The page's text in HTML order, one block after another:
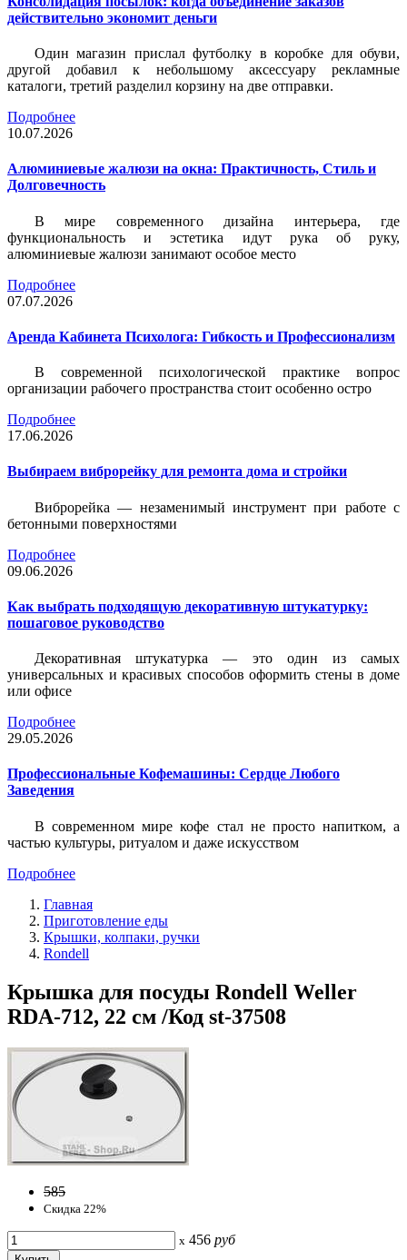
действительно экономит деньги
Один магазин прислал футболку в коробке для обуви,
другой добавил к небольшому аксессуару рекламные
каталоги, третий разделил корзину на две отправки.
Подробнее
10.07.2026
Алюминиевые жалюзи на окна: Практичность, Стиль и
Долговечность
В мире современного дизайна интерьера, где
функциональность и эстетика идут рука об руку,
алюминиевые жалюзи занимают особое место
Подробнее
07.07.2026
Аренда Кабинета Психолога: Гибкость и Профессионализм
В современной психологической практике вопрос
организации рабочего пространства стоит особенно остро
Подробнее
17.06.2026
Выбираем виброрейку для ремонта дома и стройки
Виброрейка — незаменимый инструмент при работе с
бетонными поверхностями
Подробнее
09.06.2026
Как выбрать подходящую декоративную штукатурку:
пошаговое руководство
Декоративная штукатурка — это один из самых
универсальных и красивых способов оформить стены в доме
или офисе
Подробнее
29.05.2026
Профессиональные Кофемашины: Сердце Любого
Заведения
В современном мире кофе стал не просто напитком, а
частью культуры, ритуалом и даже искусством
Подробнее
Главная
Приготовление еды
Крышки, колпаки, ручки
Rondell
Крышка для посуды Rondell Weller
RDA-712, 22 см /Код st-37508
585
Скидка 22%
x 456 руб